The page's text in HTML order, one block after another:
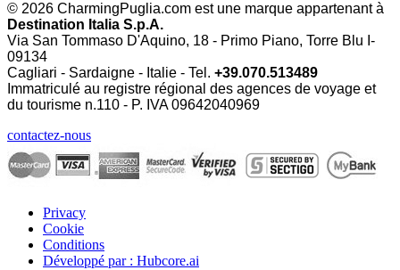
© 2026 CharmingPuglia.com est une marque appartenant à
Destination Italia S.p.A.
Via San Tommaso D'Aquino, 18 - Primo Piano, Torre Blu I-
09134
Cagliari - Sardaigne - Italie - Tel. +39.070.513489
Immatriculé au registre régional des agences de voyage et
du tourisme n.110 - P. IVA09642040969
contactez-nous
Privacy
Cookie
Conditions
Développé par : Hubcore.ai